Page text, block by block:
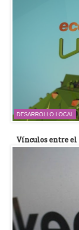
DESARROLLO LOCAL
Vínculos entre el